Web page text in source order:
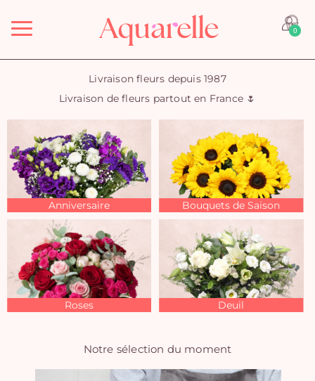
Menu 0
Livraison fleurs depuis 1987
Livraison de fleurs partout en France 🌷
Anniversaire Bouquets de Saison
Roses Deuil
Notre sélection du moment